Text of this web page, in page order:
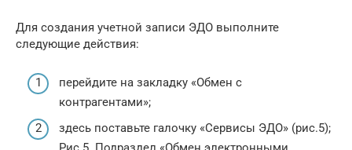
Для создания учетной записи ЭДО выполните
следующие действия:
перейдите на закладку «Обмен с
контрагентами»;
здесь поставьте галочку «Сервисы ЭДО» (рис.5);